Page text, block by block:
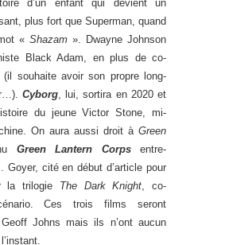
d’un enfant qui devient un
plus fort que Superman, quand
« Shazam ». Dwayne Johnson
Black Adam, en plus de co-
souhaite avoir son propre long-
Cyborg, lui, sortira en 2020 et
du jeune Victor Stone, mi-
On aura aussi droit à Green
Green Lantern Corpsentre-
Goyer, cité en début d’article pour
la trilogie The Dark Knight , co-
Ces trois films seront
Johns mais ils n’ont aucun